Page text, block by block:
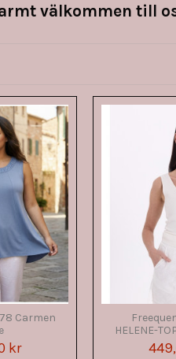
välkommen till
Carmen
kr
HELENE-